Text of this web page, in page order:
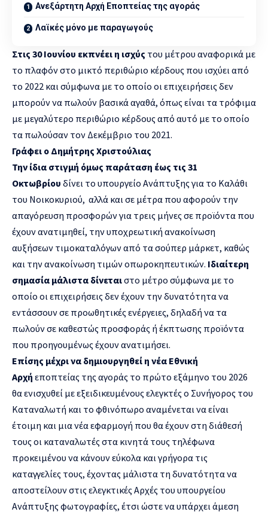
Ανεξάρτητη Αρχή Εποπτείας της αγοράς
Λαϊκές μόνο με παραγωγούς
Στις 30 Ιουνίου εκπνέει η ισχύς του μέτρου αναφορικά με
το πλαφόν στο μικτό περιθώριο κέρδους που ισχύει από
το 2022 και σύμφωνα με το οποίο οι επιχειρήσεις δεν
μπορούν να πωλούν βασικά αγαθά, όπως είναι τα τρόφιμα
με μεγαλύτερο περιθώριο κέρδους από αυτό με το οποίο
τα πωλούσαν τον Δεκέμβριο του 2021.
Γράφει ο Δημήτρης Χριστούλιας
Την ίδια στιγμή όμως παράταση έως τις 31
Οκτωβρίου δίνει το υπουργείο Ανάπτυξης για το Καλάθι
του Νοικοκυριού, αλλά και σε μέτρα που αφορούν την
απαγόρευση προσφορών για τρεις μήνες σε προϊόντα που
έχουν ανατιμηθεί, την υποχρεωτική ανακοίνωση
αυξήσεων τιμοκαταλόγων από τα σούπερ μάρκετ, καθώς
και την ανακοίνωση τιμών οπωροκηπευτικών. Ιδιαίτερη
σημασία μάλιστα δίνεταιστο μέτρο σύμφωνα με το
οποίο οι επιχειρήσεις δεν έχουν την δυνατότητα να
εντάσσουν σε προωθητικές ενέργειες, δηλαδή να τα
πωλούν σε καθεστώς προσφοράς ή έκπτωσης προϊόντα
που προηγουμένως έχουν ανατιμήσει.
Επίσης μέχρι να δημιουργηθεί η νέα Εθνική
Αρχή εποπτείας της αγοράς το πρώτο εξάμηνο του 2026
θα ενισχυθεί με εξειδικευμένους ελεγκτές ο Συνήγορος του
Καταναλωτή και το φθινόπωρο αναμένεται να είναι
έτοιμη και μια νέα εφαρμογή που θα έχουν στη διάθεσή
τους οι καταναλωτές στα κινητά τους τηλέφωνα
προκειμένου να κάνουν εύκολα και γρήγορα τις
καταγγελίες τους, έχοντας μάλιστα τη δυνατότητα να
αποστείλουν στις ελεγκτικές Αρχές του υπουργείου
Ανάπτυξης φωτογραφίες, έτσι ώστε να υπάρχει άμεση